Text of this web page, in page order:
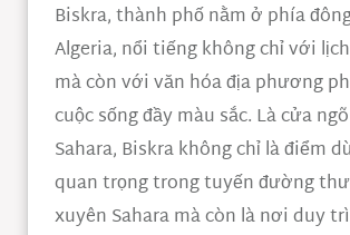
Biskra, thành phố nằm ở phía
Algeria, nổi tiếng không chỉ với
mà còn với văn hóa địa phương
cuộc sống đầy màu sắc. Là cửa
Sahara, Biskra không chỉ là điểm
quan trọng trong tuyến đường
xuyên Sahara mà còn là nơi duy